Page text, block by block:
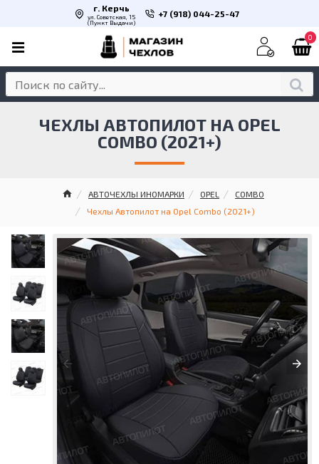
г. Керчь
ул. Советская, 15
(Пункт Выдачи)
+7 (918) 044-25-47
0
АВТОЧЕХЛЫ ИНОМАРКИ OPEL
COMBO
Чехлы Автопилот на Opel Combo (2021+)
ЧЕХЛЫ АВТОПИЛОТ НА OPEL
COMBO (2021+)